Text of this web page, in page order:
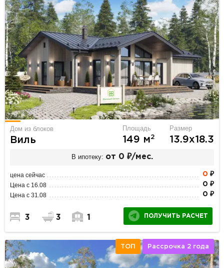
Дом из блоков
Виль
Площадь
149 м2
Размер
13.9х18.3
В ипотеку: от 0 ₽/мес.
цена сейчас 0 ₽
Цена с 16.08 0 ₽
Цена с 31.08 0 ₽
3 3 1 ПОЛУЧИТЬ РАСЧЕТ
ТОП Рассрочка 2 года